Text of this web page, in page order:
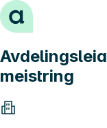
Hopp til innhold
meistring